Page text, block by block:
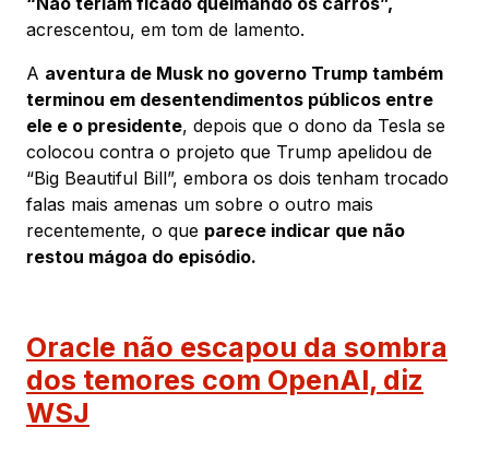
acrescentou, em tom de lamento.
A aventura de Musk no governo Trump também
terminou em desentendimentos públicos entre
ele e o presidente, depois que o dono da Tesla se
colocou contra o projeto que Trump apelidou de
“Big Beautiful Bill”, embora os dois tenham trocado
falas mais amenas um sobre o outro mais
recentemente, o que parece indicar que não
restou mágoa do episódio.
Oracle não escapou da sombra
dos temores com OpenAI, diz
WSJ